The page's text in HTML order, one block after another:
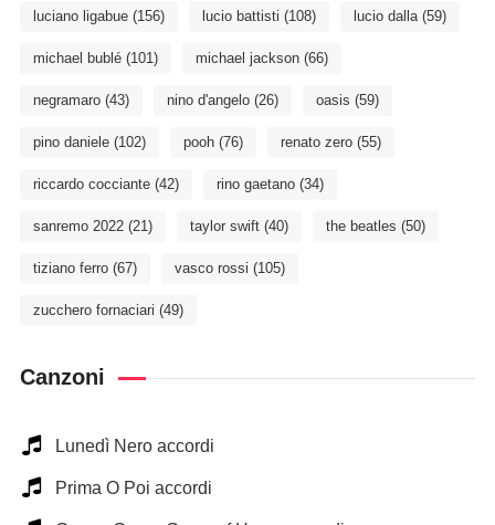
luciano ligabue(156) lucio battisti (108) lucio dalla(59)
michael bublé(101) michael jackson(66)
negramaro(43) nino d'angelo(26) oasis (59)
pino daniele(102) pooh(76) renato zero(55)
riccardo cocciante(42) rino gaetano(34)
sanremo 2022(21) taylor swift(40) the beatles (50)
tiziano ferro(67) vasco rossi (105)
zucchero fornaciari (49)
Canzoni
Lunedì Nero accordi
Prima O Poi accordi